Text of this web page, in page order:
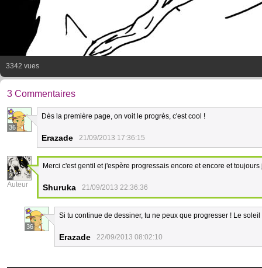
3342 vues
3 Commentaires
36
Dès la première page, on voit le progrès, c'est cool !
Erazade 21/09/2013 17:36:15
2
Auteur
Merci c'est gentil et j'espère progressais encore et encore et
Shuruka 21/09/2013 22:36:36
36
Si tu continue de dessiner, tu ne peux que progresser ! Le
Erazade 22/09/2013 08:02:10